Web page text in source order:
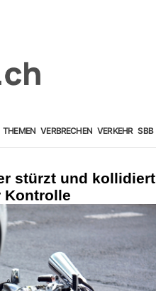
THEMEN VERBRECHEN VERKEHR SBB
stürzt und kollidiert
Kontrolle